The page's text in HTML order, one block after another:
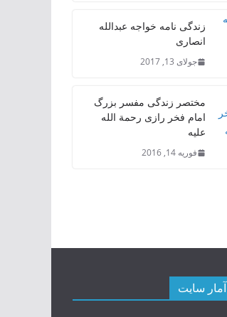
زندگی نامه خواجه عبدالله
انصاری
جولای 13, 2017
مختصر زندگی مفسر بزرگ
امام فخر رازی رحمة الله
علیه
فوریه 14, 2016
آمار سایت